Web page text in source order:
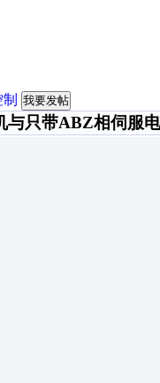
我要发帖
只带ABZ相伺服